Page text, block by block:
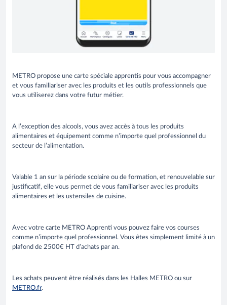
METRO propose une carte spéciale apprentis pour vous accompagner
et vous familiariser avec les produits et les outils professionnels que
vous utiliserez dans votre futur métier.
A l’exception des alcools, vous avez accès à tous les produits
alimentaires et équipement comme n’importe quel professionnel du
secteur de l’alimentation.
Valable 1 an sur la période scolaire ou de formation, et renouvelable sur
justificatif, elle vous permet de vous familiariser avec les produits
alimentaires et les ustensiles de cuisine.
Avec votre carte METRO Apprenti vous pouvez faire vos courses
comme n’importe quel professionnel. Vous êtes simplement limité à un
plafond de 2500€ HT d’achats par an.
Les achats peuvent être réalisés dans les Halles METRO ou sur
METRO.fr.